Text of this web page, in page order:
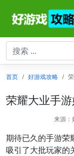
首页 好游戏攻略
荣耀大业手
来源：
期待已久的手游荣
吸引了大批玩家的